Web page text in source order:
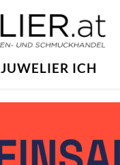
JUWELIER ICH